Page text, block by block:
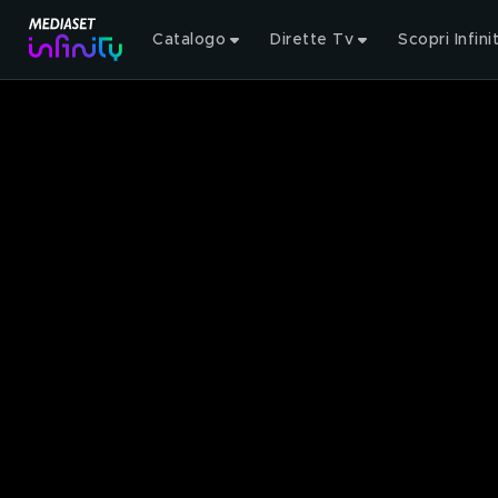
Catalogo Dirette Tv Scopri